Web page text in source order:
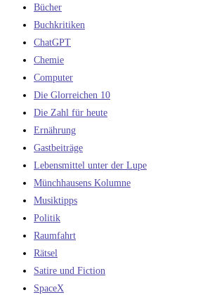
Bücher
Buchkritiken
ChatGPT
Chemie
Computer
Die Glorreichen 10
Die Zahl für heute
Ernährung
Gastbeiträge
Lebensmittel unter der Lupe
Münchhausens Kolumne
Musiktipps
Politik
Raumfahrt
Rätsel
Satire und Fiction
SpaceX